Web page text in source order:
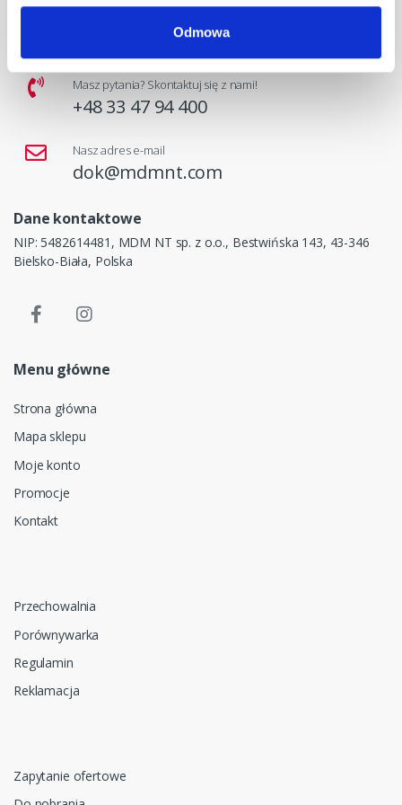
Odmowa
Masz pytania? Skontaktuj się z nami!
+48 33 47 94 400
Nasz adres e-mail
dok@mdmnt.com
Dane kontaktowe
NIP: 5482614481, MDM NT sp. z o.o., Bestwińska 143, 43-346
Bielsko-Biała, Polska
Menu główne
Strona główna
Mapa sklepu
Moje konto
Promocje
Kontakt
Przechowalnia
Porównywarka
Regulamin
Reklamacja
Zapytanie ofertowe